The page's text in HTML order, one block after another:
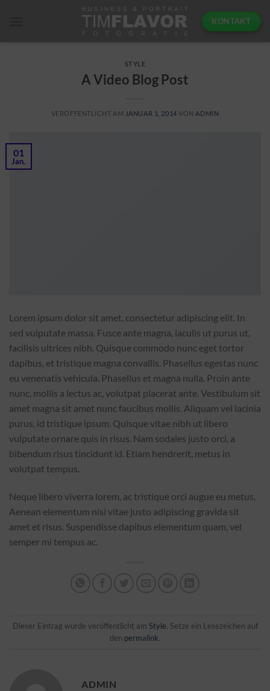
KONTAKT
STYLE
A Video Blog Post
VERÖFFENTLICHT AM JANUAR 1, 2014 VON ADMIN
01
Jan.
Lorem ipsum dolor sit amet, consectetur adipiscing elit. In
sed vulputate massa. Fusce ante magna, iaculis ut purus ut,
facilisis ultrices nibh. Quisque commodo nunc eget tortor
dapibus, et tristique magna convallis. Phasellus egestas nunc
eu venenatis vehicula. Phasellus et magna nulla. Proin ante
nunc, mollis a lectus ac, volutpat placerat ante. Vestibulum sit
amet magna sit amet nunc faucibus mollis. Aliquam vel lacinia
purus, id tristique ipsum. Quisque vitae nibh ut libero
vulputate ornare quis in risus. Nam sodales justo orci, a
bibendum risus tincidunt id. Etiam hendrerit, metus in
volutpat tempus.
Neque libero viverra lorem, ac tristique orci augue eu metus.
Aenean elementum nisi vitae justo adipiscing gravida sit
amet et risus. Suspendisse dapibus elementum quam, vel
semper mi tempus ac.
Dieser Eintrag wurde veröffentlicht am Style. Setze ein Lesezeichen auf
den permalink.
ADMIN